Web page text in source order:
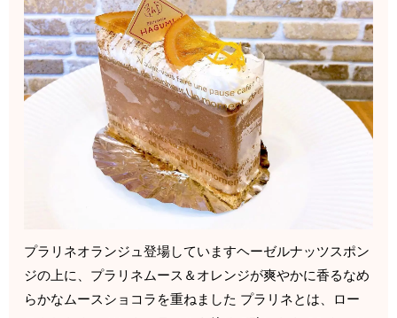
プラリネオランジュ登場していますヘーゼルナッツスポン
ジの上に、プラリネムース＆オレンジが爽やかに香るなめ
らかなムースショコラを重ねました プラリネとは、ロー